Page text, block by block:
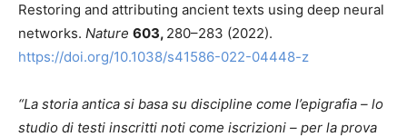
Restoring and attributing ancient texts using deep neural
networks. Nature 603, 280–283 (2022).
https://doi.org/10.1038/s41586-022-04448-z
“La storia antica si basa su discipline come l’epigrafia – lo
studio di testi inscritti noti come iscrizioni – per la prova